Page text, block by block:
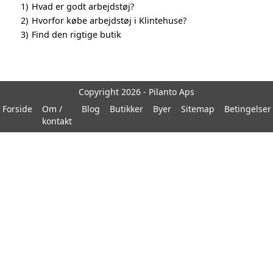
1) Hvad er godt arbejdstøj?
2) Hvorfor købe arbejdstøj i Klintehuse?
3) Find den rigtige butik
Copyright 2026 - Pilanto Aps
Forside
Om /
kontakt
Blog Butikker Byer Sitemap Betingelser